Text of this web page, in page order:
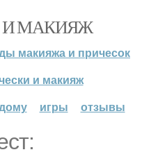
И МАКИЯЖ
макияжа и причесок
и макияж
игры отзывы